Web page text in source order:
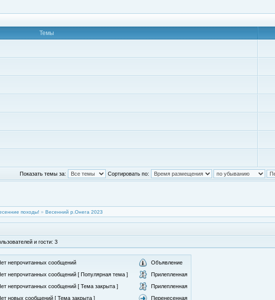
Темы
Показать темы за: Сортировать по:
походы! » Весенний р.Онега 2023
и гости: 3
непрочитанных сообщений
Объявление
непрочитанных сообщений [ Популярная тема ]
Прилепленная
непрочитанных сообщений [ Тема закрыта ]
Прилепленная
новых сообщений [ Тема закрыта ] Перенесенная